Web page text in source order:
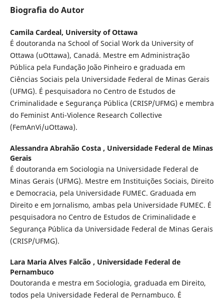
Biografia do Autor
Camila Cardeal, University of Ottawa
É doutoranda na School of Social Work da University of
Ottawa (uOttawa), Canadá. Mestre em Administração
Pública pela Fundação João Pinheiro e graduada em
Ciências Sociais pela Universidade Federal de Minas Gerais
(UFMG). É pesquisadora no Centro de Estudos de
Criminalidade e Segurança Pública (CRISP/UFMG) e membra
do Feminist Anti-Violence Research Collective
(FemAnVi/uOttawa).
Alessandra Abrahão Costa , Universidade Federal de Minas
Gerais
É doutoranda em Sociologia na Universidade Federal de
Minas Gerais (UFMG). Mestre em Instituições Sociais, Direito
e Democracia, pela Universidade FUMEC. Graduada em
Direito e em Jornalismo, ambas pela Universidade FUMEC. É
pesquisadora no Centro de Estudos de Criminalidade e
Segurança Pública da Universidade Federal de Minas Gerais
(CRISP/UFMG).
Lara Maria Alves Falcão , Universidade Federal de
Pernambuco
Doutoranda e mestra em Sociologia, graduada em Direito,
todos pela Universidade Federal de Pernambuco. É